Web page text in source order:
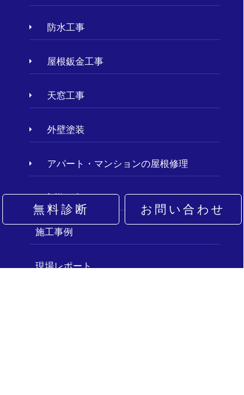
無料診断 お問い合わせ
防水工事
屋根鈑金工事
天窓工事
外壁塗装
アパート・マンションの屋根修理
お客様の声
施工事例
現場レポート